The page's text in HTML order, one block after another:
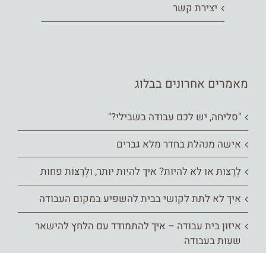
יצירת קשר
מאמרים אחרונים בבלוג
"סליחה, יש לכם עבודה בשבילי?"
אישה מנהלת בחדר מלא גברים
לְרַצּוֹת או לא להיות? איך להיות יותר, ולְרַצּוֹת פחות
איך לא לתת לקושי בבית להשפיע במקום העבודה
איזון בית עבודה – איך להתמודד עם הלחץ להישאר
שעות בעבודה